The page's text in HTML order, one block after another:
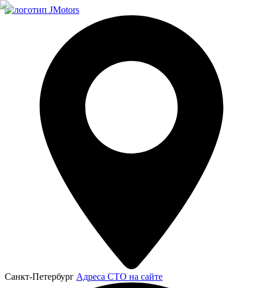
Санкт-Петербург Адреса СТО на сайте